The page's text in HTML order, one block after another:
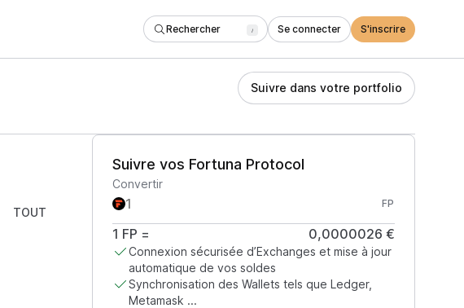
Rechercher / Se connecter S'inscrire
Suivre dans votre portfolio
TOUT
Suivre vos Fortuna Protocol
Convertir
FP
1 FP = 0,0000026 €
Connexion sécurisée d’Exchanges et mise à jour
automatique de vos soldes
Synchronisation des Wallets tels que Ledger,
Metamask ...